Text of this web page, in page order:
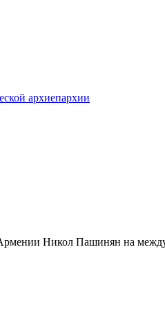
архиепархии
Никол Пашинян на